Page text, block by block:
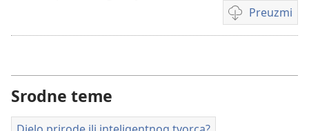
Preuzmi
Postavke
za
Srodne teme